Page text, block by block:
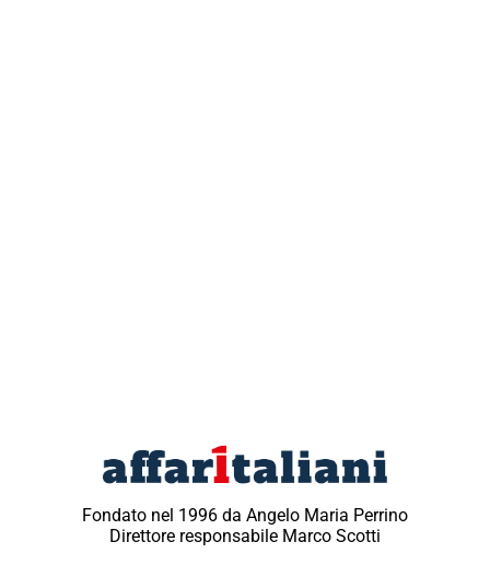
Fondato nel 1996 da Angelo Maria Perrino
Direttore responsabile Marco Scotti